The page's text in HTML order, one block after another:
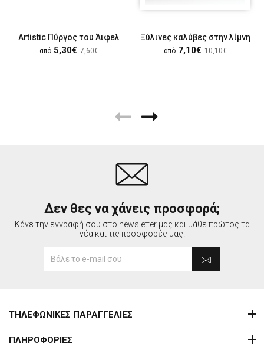
Artistic Πύργος του Άιφελ
από 5,30€ 7,60€
Ξύλινες καλύβες στην λίμνη
από 7,10€ 10,10€
Δεν θες να χάνεις προσφορά;
Κάνε την εγγραφή σου στο newsletter μας και μάθε πρώτος τα
νέα και τις προσφορές μας!
ΤΗΛΕΦΩΝΙΚΕΣ ΠΑΡΑΓΓΕΛΙΕΣ
ΠΛΗΡΟΦΟΡΙΕΣ